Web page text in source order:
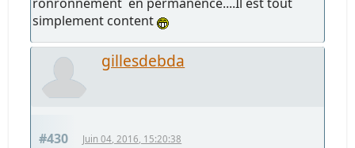
simplement content
gillesdebda
#430 Juin 04, 2016, 15:20:38